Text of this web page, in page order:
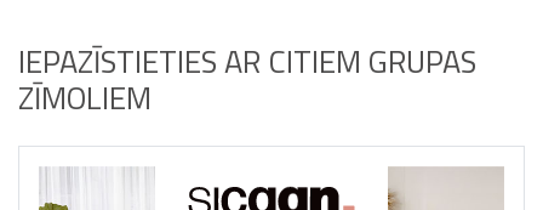
IEPAZĪSTIETIES AR CITIEM GRUPAS
ZĪMOLIEM